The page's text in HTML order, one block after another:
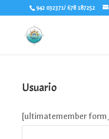
942 032371/ 678 187252
Usuario
[ultimatemember